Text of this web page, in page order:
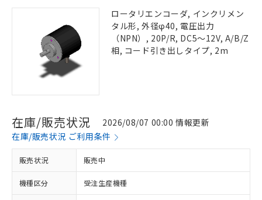
ロータリエンコーダ, インクリメン
タル形, 外径φ40, 電圧出力
（NPN）, 20P/R, DC5～12V, A/B/Z
相, コード引き出しタイプ, 2m
在庫/販売状況
2026/08/07 00:00 情報更新
在庫/販売状況 ご利用条件
販売状況 販売中
機種区分 受注生産機種